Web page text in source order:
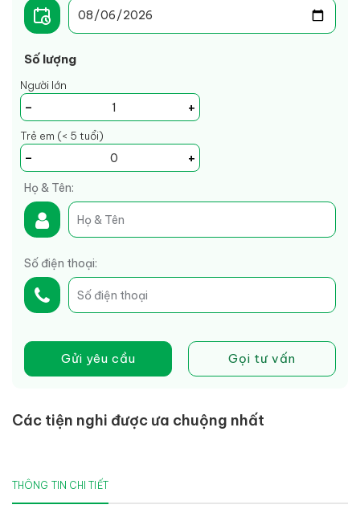
Số lượng
Người lớn
- +
Trẻ em (< 5 tuổi)
- +
Họ & Tên:
Số điện thoại:
Gửi yêu cầu Gọi tư vấn
Các tiện nghi được ưa chuộng nhất
THÔNG TIN CHI TIẾT